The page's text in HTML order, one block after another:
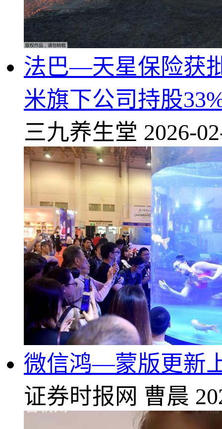
法巴—天星保险获
米旗下公司持股
三九养生堂 2026-
微信鸿—蒙版更新
证券时报网 曹晨